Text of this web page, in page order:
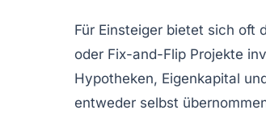
Für Einsteiger bietet sich oft
oder Fix-and-Flip Projekte
Hypotheken, Eigenkapital
entweder selbst